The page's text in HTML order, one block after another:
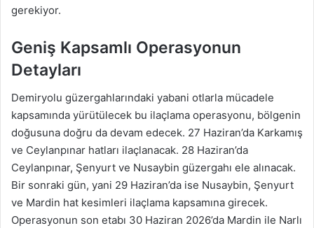
gerekiyor.
Geniş Kapsamlı Operasyonun
Detayları
Demiryolu güzergahlarındaki yabani otlarla mücadele
kapsamında yürütülecek bu ilaçlama operasyonu, bölgenin
doğusuna doğru da devam edecek. 27 Haziran’da Karkamış
ve Ceylanpınar hatları ilaçlanacak. 28 Haziran’da
Ceylanpınar, Şenyurt ve Nusaybin güzergahı ele alınacak.
Bir sonraki gün, yani 29 Haziran’da ise Nusaybin, Şenyurt
ve Mardin hat kesimleri ilaçlama kapsamına girecek.
Operasyonun son etabı 30 Haziran 2026’da Mardin ile Narlı